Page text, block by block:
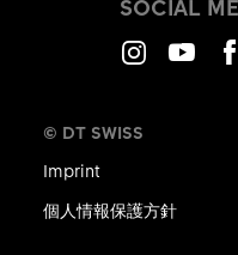
SOCIAL
© DT SWISS
Imprint
個人情報保護方針